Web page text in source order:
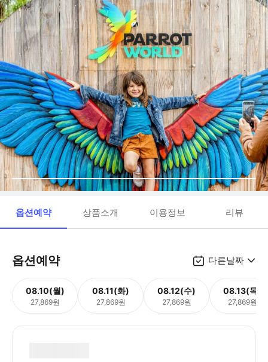
옵션예약 상품소개 이용정보 리뷰
옵션예약 다른날짜
08.10(월)
27,869원
08.11(화)
27,869원
08.12(수)
27,869원
08.13(목)
27,869원